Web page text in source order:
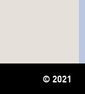
© 2021